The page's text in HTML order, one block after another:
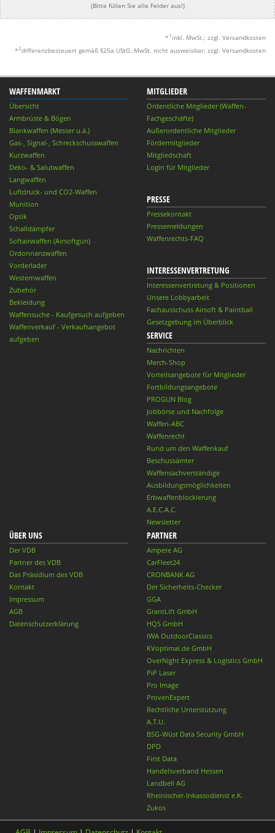
(Bitte füllen Sie alle Felder aus!)
* 1 inkl. MwSt.; zzgl. Versandkosten
*2differenzbesteuert gemäß §25a UStG.;MwSt. nicht ausweisbar; zzgl. Versandkosten
WAFFENMARKT
Übersicht
Armbrüste & Bögen
Blankwaffen (Messer u.ä.)
Gas-, Signal-, Schreckschusswaffen
Kurzwaffen
Deko- & Salutwaffen
Langwaffen
Luftdruck- und CO2-Waffen
Munition
Optik
Schalldämpfer
Softairwaffen (Airsoftgun)
Ordonnanzwaffen
Vorderlader
Westernwaffen
Zubehör
Bekleidung
Waffensuche - Kaufgesuch aufgeben
Waffenverkauf - Verkaufsangebot
aufgeben
MITGLIEDER
Ordentliche Mitglieder (Waffen-
Fachgeschäfte)
Außerordentliche Mitglieder
Fördermitglieder
Mitgliedschaft
Login für Mitglieder
PRESSE
Pressekontakt
Pressemeldungen
Waffenrechts-FAQ
INTERESSENVERTRETUNG
Interessenvertretung & Positionen
Unsere Lobbyarbeit
Fachausschuss Airsoft & Paintball
Gesetzgebung im Überblick
SERVICE
Nachrichten
Merch-Shop
Vorteilsangebote für Mitglieder
Fortbildungsangebote
PROGUN Blog
Jobbörse und Nachfolge
Waffen-ABC
Waffenrecht
Rund um den Waffenkauf
Beschussämter
Waffensachverständige
Ausbildungsmöglichkeiten
Erbwaffenblockierung
A.E.C.A.C.
Newsletter
ÜBER UNS
Der VDB
Partner des VDB
Das Präsidium des VDB
Kontakt
Impressum
AGB
Datenschutzerklärung
PARTNER
Ampere AG
CarFleet24
CRONBANK AG
Der Sicherheits-Checker
GGA
GrantLift GmbH
HQS GmbH
IWA OutdoorClassics
KVoptimal.de GmbH
OverNight Express & Logistics GmbH
PiP Laser
Pro Image
ProvenExpert
Rechtliche Unterstützung
A.T.U.
BSG-Wüst Data Security GmbH
DPD
First Data
Handelsverband Hessen
Landbell AG
Rheinischer-Inkassodienst e.K.
Zukos